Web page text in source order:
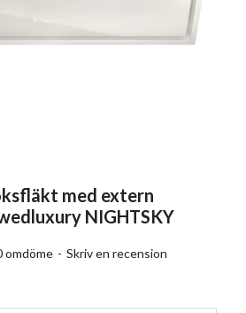
med extern
NIGHTSKY
omdöme - Skriv en recension